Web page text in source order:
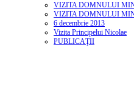
VIZITA DOMNULUI
VIZITA DOMNULUI
6 decembrie 2013
Vizita Principelui Nicolae
PUBLICAŢII